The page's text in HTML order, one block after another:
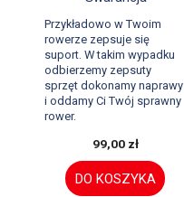
Przykładowo w Twoim
rowerze zepsuje się
suport. W takim wypadku
odbierzemy zepsuty
sprzęt dokonamy naprawy
i oddamy Ci Twój sprawny
rower.
99,00 zł
DO KOSZYKA